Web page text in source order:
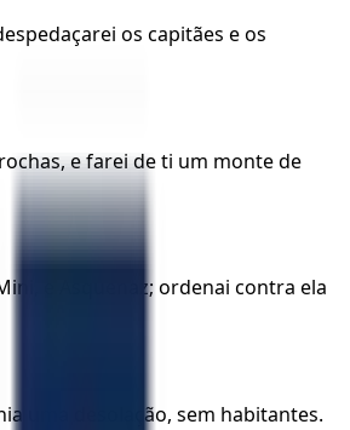
os capitães e os
e farei de ti um monte de
e Asquenaz; ordenai contra ela
uma desolação, sem habitantes.